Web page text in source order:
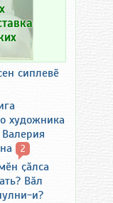
сиплевӗ
художника
2
ҫӑлса
Вӑл
и?